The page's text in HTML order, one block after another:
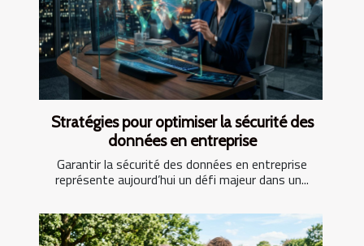
Stratégies pour optimiser la sécurité des
données en entreprise
Garantir la sécurité des données en entreprise
représente aujourd’hui un défi majeur dans un...